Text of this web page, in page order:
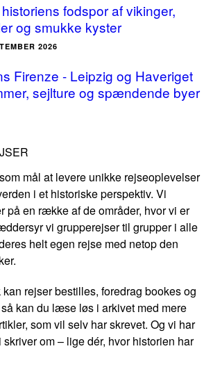
fodspor af vikinger,
og smukke kyster
2026
Firenze - Leipzig og Haveriget
sejlture og spændende byer
mål at levere unikke rejseoplevelser
i et historiske perspektiv. Vi
på en række af de områder, hvor vi er
vi grupperejser til grupper i alle
helt egen rejse med netop den
rejser bestilles, foredrag bookes og
kan du læse løs i arkivet med mere
som vil selv har skrevet. Og vi har
om – lige dér, hvor historien har